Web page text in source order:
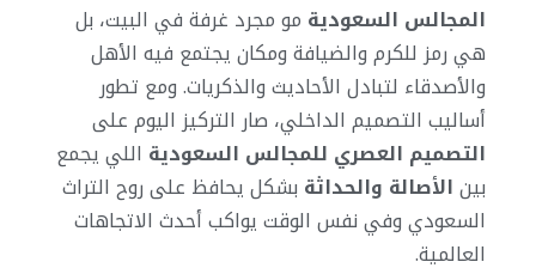
المجالس السعودية مو مجرد غرفة في البيت، بل
هي رمز للكرم والضيافة ومكان يجتمع فيه الأهل
والأصدقاء لتبادل الأحاديث والذكريات. ومع تطور
أساليب التصميم الداخلي، صار التركيز اليوم على
التصميم العصري للمجالس السعودية اللي يجمع
بينالأصالة والحداثة بشكل يحافظ على روح التراث
السعودي وفي نفس الوقت يواكب أحدث الاتجاهات
العالمية.